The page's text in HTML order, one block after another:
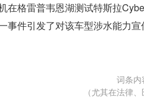
在格雷普韦恩湖测试特斯拉
事件引发了对该车型涉水能力宣
词条内
（尤其在法律